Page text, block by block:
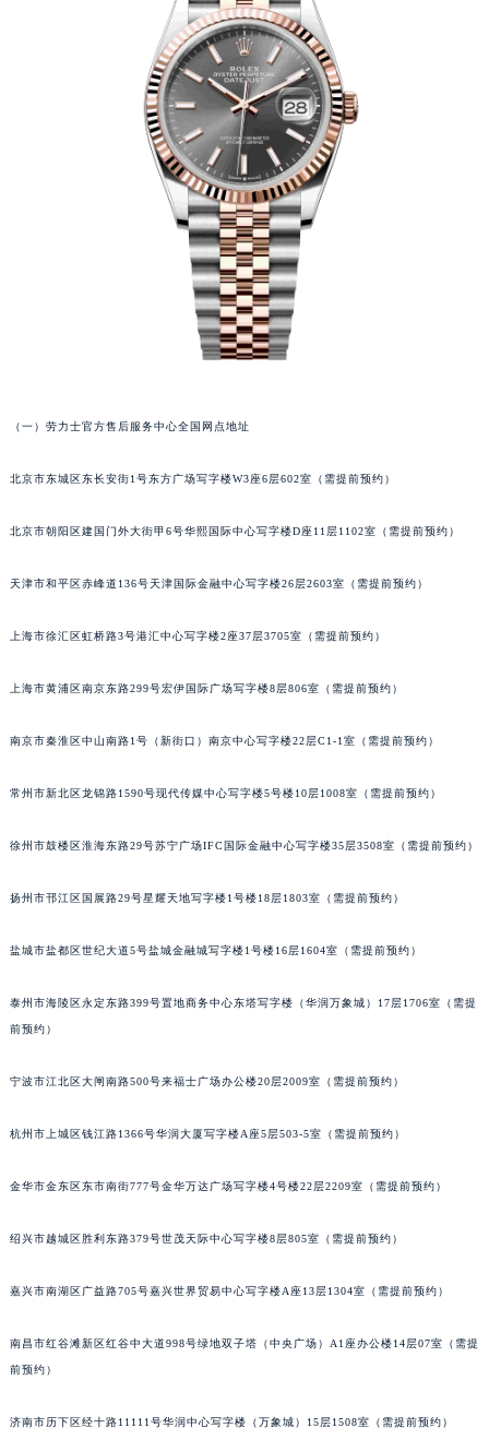
（一）劳力士官方售后服务中心全国网点地址
北京市东城区东长安街1号东方广场写字楼W3座6层602室（需提前预约）
北京市朝阳区建国门外大街甲6号华熙国际中心写字楼D座11层1102室（需提前预约）
天津市和平区赤峰道136号天津国际金融中心写字楼26层2603室（需提前预约）
上海市徐汇区虹桥路3号港汇中心写字楼2座37层3705室（需提前预约）
上海市黄浦区南京东路299号宏伊国际广场写字楼8层806室（需提前预约）
南京市秦淮区中山南路1号（新街口）南京中心写字楼22层C1-1室（需提前预约）
常州市新北区龙锦路1590号现代传媒中心写字楼5号楼10层1008室（需提前预约）
徐州市鼓楼区淮海东路29号苏宁广场IFC国际金融中心写字楼35层3508室（需提前预约）
扬州市邗江区国展路29号星耀天地写字楼1号楼18层1803室（需提前预约）
盐城市盐都区世纪大道5号盐城金融城写字楼1号楼16层1604室（需提前预约）
泰州市海陵区永定东路399号置地商务中心东塔写字楼（华润万象城）17层1706室（需提
前预约）
宁波市江北区大闸南路500号来福士广场办公楼20层2009室（需提前预约）
杭州市上城区钱江路1366号华润大厦写字楼A座5层503-5室（需提前预约）
金华市金东区东市南街777号金华万达广场写字楼4号楼22层2209室（需提前预约）
绍兴市越城区胜利东路379号世茂天际中心写字楼8层805室（需提前预约）
嘉兴市南湖区广益路705号嘉兴世界贸易中心写字楼A座13层1304室（需提前预约）
南昌市红谷滩新区红谷中大道998号绿地双子塔（中央广场）A1座办公楼14层07室（需提
前预约）
济南市历下区经十路11111号华润中心写字楼（万象城）15层1508室（需提前预约）